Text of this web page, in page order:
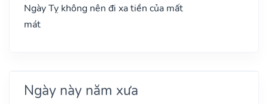
Ngày Tỵ không nên đi xa tiền của mất
mát
Ngày này năm xưa